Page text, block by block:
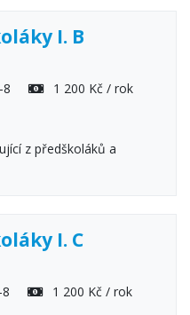
I. B
8
1 200 Kč / rok
z předškoláků a
I. C
1 200 Kč / rok